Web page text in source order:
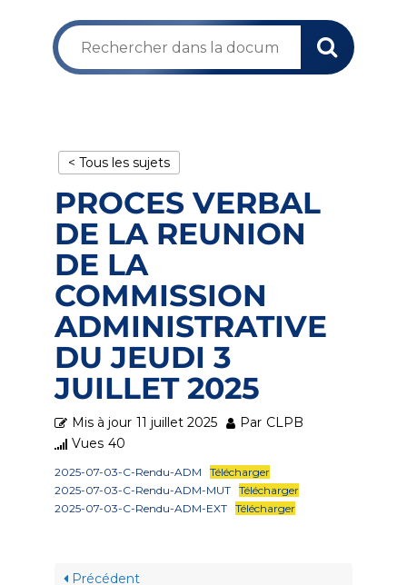
< Tous les sujets
PROCES VERBAL
DE LA REUNION
DE LA
COMMISSION
ADMINISTRATIVE
DU JEUDI 3
JUILLET 2025
Mis à jour 11 juillet 2025 Par CLPB
Vues 40
2025-07-03-C-Rendu-ADM
Télécharger
2025-07-03-C-Rendu-ADM-MUT Télécharger
2025-07-03-C-Rendu-ADM-EXT Télécharger
Précédent